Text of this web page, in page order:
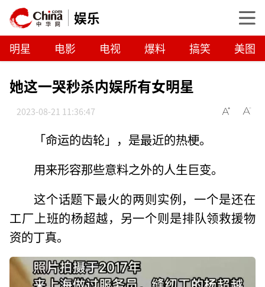
娱乐
明星 电影 电视 爆料 搞笑 美图
她这一哭秒杀内娱所有女明星
2023-08-21 11:36:47
「命运的齿轮」，是最近的热梗。
用来形容那些意料之外的人生巨变。
这个话题下最火的两则实例，一个是还在
工厂上班的杨超越，另一个则是排队领救援物
资的丁真。